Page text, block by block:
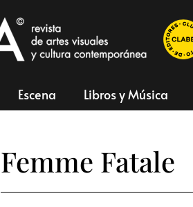
Escena Libros y Música
Femme Fatale